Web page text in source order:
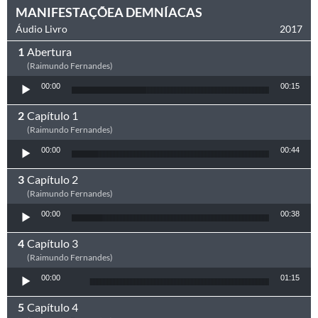
MANIFESTAÇÕEA DEMNÍACAS
Áudio Livro 2017
Abertura
(Raimundo Fernandes)
Tocador de áudio
00:00 00:15
Capítulo 1
(Raimundo Fernandes)
Tocador de áudio
00:00 00:44
Capítulo 2
(Raimundo Fernandes)
Tocador de áudio
00:00 00:38
Capítulo 3
(Raimundo Fernandes)
Tocador de áudio
00:00 01:15
Capítulo 4